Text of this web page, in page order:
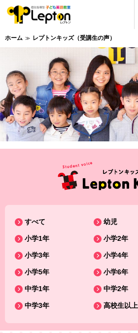
ホーム レプトンキッズ（受講生の声）
すべて 幼児
小学1年 小学2年
小学3年 小学4年
小学5年 小学6年
中学1年 中学2年
中学3年 高校生以上